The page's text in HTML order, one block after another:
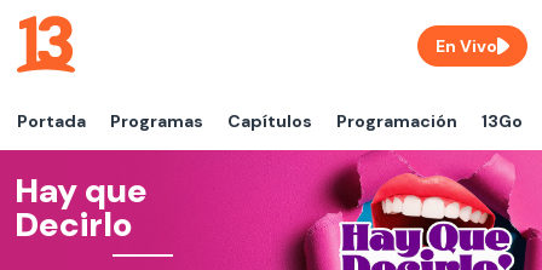
Portada Programas Capítulos Programación 13Go
En Vivo
Hay que
Decirlo